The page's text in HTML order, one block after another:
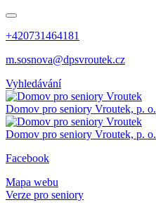
+420731464181
m.sosnova@dpsvroutek.cz
Vyhledávání
Domov pro seniory Vroutek, p. o.
Domov pro seniory Vroutek, p. o.
Facebook
Mapa webu
Verze pro seniory